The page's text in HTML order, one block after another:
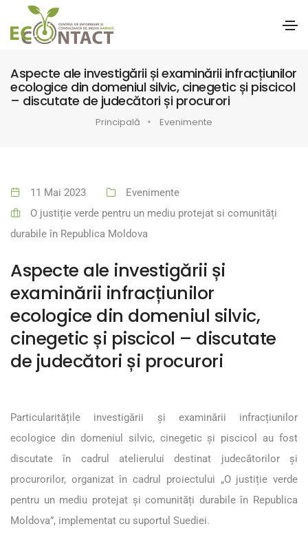
Aspecte ale investigării și examinării infracțiunilor
ecologice din domeniul silvic, cinegetic și piscicol
– discutate de judecători și procurori
Principală Evenimente
11 Mai 2023
Evenimente
O justiție verde pentru un mediu protejat si comunități
durabile în Republica Moldova
Aspecte ale investigării și
examinării infracțiunilor
ecologice din domeniul silvic,
cinegetic și piscicol – discutate
de judecători și procurori
Particularitățile investigării și examinării infracțiunilor
ecologice din domeniul silvic, cinegetic și piscicol au fost
discutate în cadrul atelierului destinat judecătorilor și
procurorilor, organizat în cadrul proiectului „O justiție verde
pentru un mediu protejat și comunități durabile în Republica
Moldova”, implementat cu suportul Suediei.